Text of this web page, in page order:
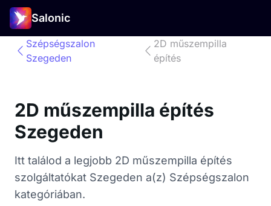
Salonic
Szépségszalon
Szegeden
2D műszempilla
építés
2D műszempilla építés
Szegeden
Itt találod a legjobb 2D műszempilla építés
szolgáltatókat Szegeden a(z) Szépségszalon
kategóriában.